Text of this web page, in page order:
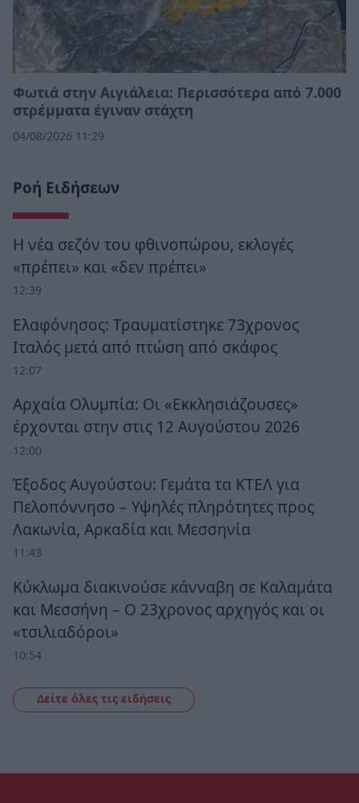
Φωτιά στην Αιγιάλεια: Περισσότερα από 7.000
στρέμματα έγιναν στάχτη
04/08/2026 11:29
Ροή Ειδήσεων
Η νέα σεζόν του φθινοπώρου, εκλογές
«πρέπει» και «δεν πρέπει»
12:39
Ελαφόνησος: Τραυματίστηκε 73χρονος
Ιταλός μετά από πτώση από σκάφος
12:07
Αρχαία Ολυμπία: Οι «Εκκλησιάζουσες»
έρχονται στην στις 12 Αυγούστου 2026
12:00
Έξοδος Αυγούστου: Γεμάτα τα ΚΤΕΛ για
Πελοπόννησο – Υψηλές πληρότητες προς
Λακωνία, Αρκαδία και Μεσσηνία
11:43
Κύκλωμα διακινούσε κάνναβη σε Καλαμάτα
και Μεσσήνη – Ο 23χρονος αρχηγός και οι
«τσιλιαδόροι»
10:54
Δείτε όλες τις ειδήσεις